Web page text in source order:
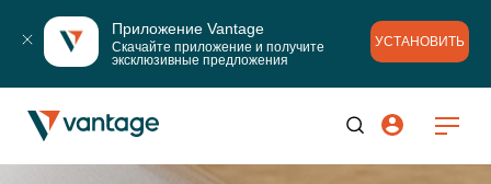
Приложение Vantage
Скачайте приложение и получите
эксклюзивные предложения
УСТАНОВИТЬ